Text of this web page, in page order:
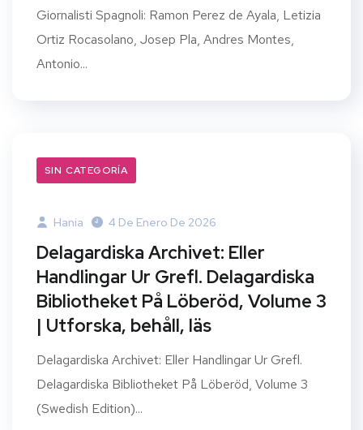
Giornalisti Spagnoli: Ramon Perez de Ayala, Letizia
Ortiz Rocasolano, Josep Pla, Andres Montes,
Antonio...
SIN CATEGORÍA
Hania 4 De Enero De 2026
Delagardiska Archivet: Eller
Handlingar Ur Grefl. Delagardiska
Bibliotheket På Löberöd, Volume 3
| Utforska, behåll, läs
Delagardiska Archivet: Eller Handlingar Ur Grefl.
Delagardiska Bibliotheket På Löberöd, Volume 3
(Swedish Edition)...